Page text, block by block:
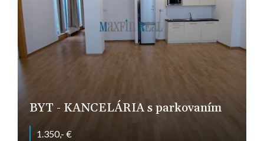
BYT - KANCELÁRIA s parkovaním
1.350,- €